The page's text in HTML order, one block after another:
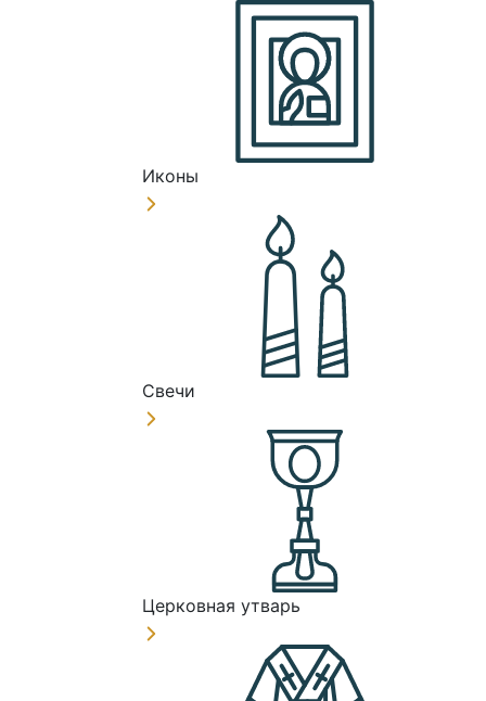
Иконы
Свечи
Церковная утварь